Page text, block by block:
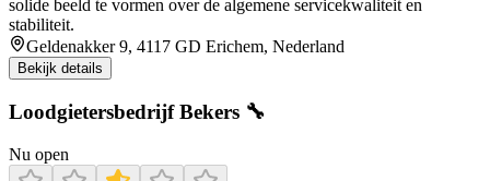
solide beeld te vormen over de algemene servicekwaliteit en
stabiliteit.
Geldenakker 9, 4117 GD Erichem, Nederland
Bekijk details
Loodgietersbedrijf Bekers 🔧
Nu open